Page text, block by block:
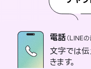
電話（LINE
文字では
きます。